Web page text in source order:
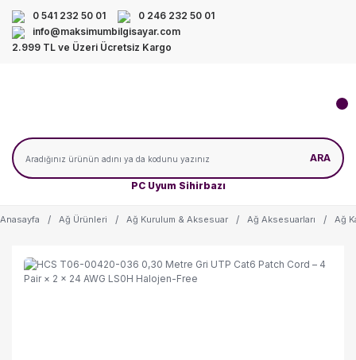
0 541 232 50 01
0 246 232 50 01
info@maksimumbilgisayar.com
2.999 TL ve Üzeri Ücretsiz Kargo
PC Uyum Sihirbazı
ARA
Anasayfa Ağ Ürünleri Ağ Kurulum & Aksesuar Ağ Aksesuarları Ağ